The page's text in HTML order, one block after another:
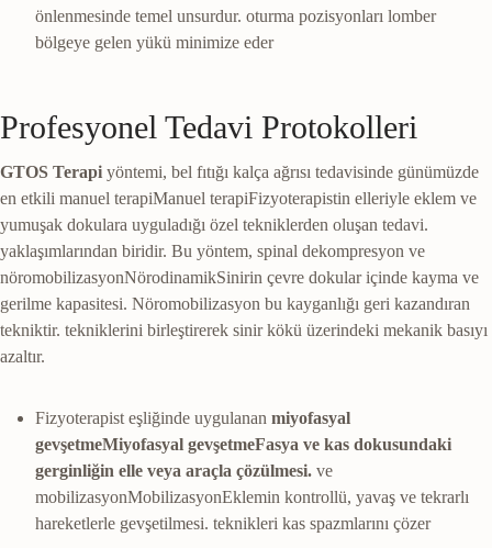
önlenmesinde temel unsurdur. oturma pozisyonları lomber
bölgeye gelen yükü minimize eder
Profesyonel Tedavi Protokolleri
GTOS Terapi yöntemi, bel fıtığı kalça ağrısı tedavisinde günümüzde
en etkili manuel terapiManuel terapiFizyoterapistin elleriyle eklem ve
yumuşak dokulara uyguladığı özel tekniklerden oluşan tedavi.
yaklaşımlarından biridir. Bu yöntem, spinal dekompresyon ve
nöromobilizasyonNörodinamikSinirin çevre dokular içinde kayma ve
gerilme kapasitesi. Nöromobilizasyon bu kayganlığı geri kazandıran
tekniktir. tekniklerini birleştirerek sinir kökü üzerindeki mekanik basıyı
azaltır.
Fizyoterapist eşliğinde uygulanan miyofasyal
gevşetmeMiyofasyal gevşetmeFasya ve kas dokusundaki
gerginliğin elle veya araçla çözülmesi. ve
mobilizasyonMobilizasyonEklemin kontrollü, yavaş ve tekrarlı
hareketlerle gevşetilmesi. teknikleri kas spazmlarını çözer